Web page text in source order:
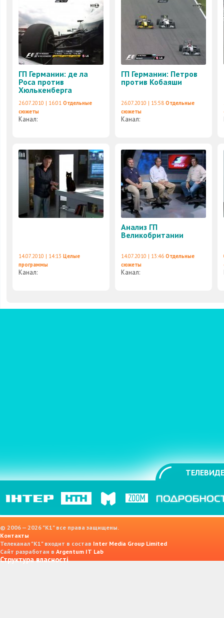
ГП Германии: де ла
Роса против
Хюлькенберга
26.07.2010 | 16:01 Отдельные
сюжеты
Канал:
ГП Германии: Петров
против Кобаяши
26.07.2010 | 15:58 Отдельные
сюжеты
Канал:
14.07.2010 | 14:13 Целые
программы
Канал:
Анализ ГП
Великобритании
14.07.2010 | 13:46 Отдельные
сюжеты
Канал:
© 2006 — 2026 "K1" все права защищены.
Контакты
Телеканал "К1" входит в состав Inter Media Group Limited
Сайт разработан в Argentum IT Lab
Структура власності